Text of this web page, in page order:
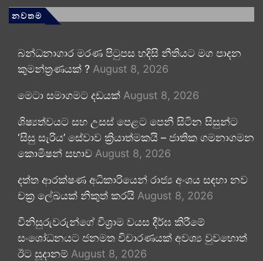
නවතම
බන්ධනාගාර මරණ පිටුපස හදිසි නීතියට මග පාදන
කුමන්ත්‍රණයක් ? August 8, 2026
මෙටා සමාගමට දඩයක් August 8, 2026
ශිෂ්‍යත්වයට සහ උසස් පෙළට පෙනී සිටින සිසුන්ට
‘සිසු සැරිය’ සේවාව ක්‍රියාත්මකයි – ජාතික ගමනාගමන
කොමිෂන් සභාව August 8, 2026
දත්ත ආරක්ෂණ අධිකාරියෙන් රාජ්‍ය අංශය සඳහා නව
චක්‍ර ලේඛයක් නිකුත් කරයි August 8, 2026
විනිසුරුවරුන්ගේ විශ්‍රාම වයස දීර්ඝ කිරීමේ
සංශෝධනයට ජනමත විචාරණයක් අවශ්‍ය වුවහොත්
ඊට සූදානම් August 8, 2026